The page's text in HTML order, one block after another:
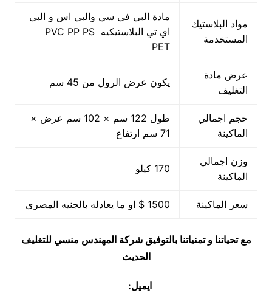
مواد البلاستيك
المستخدمة
مادة البي في سي والبي اس و البي
اي تي البلاستيكيه PVC PP PS
PET
عرض مادة
التغليف
يكون عرض الرول من 45 سم
حجم اجمالي
الماكينة
طول 122 سم × 102 سم عرض ×
71 سم ارتفاع
وزن اجمالي
الماكينة
170 كيلو
سعر الماكينة 1500 $ او ما يعادله بالجنيه المصرى
مع تحياتنا و تمنياتنا بالتوفيق شركة المهندس منسي للتغليف
الحديث
ايميل: